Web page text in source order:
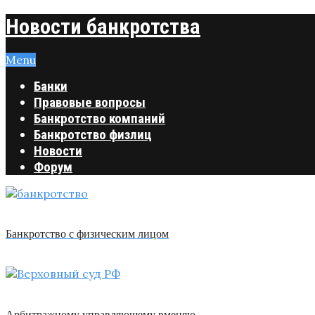
Новости банкротства
Menu
Банки
Правовые вопросы
Банкротство компаний
Банкротство физлиц
Новости
Форум
Банкротство с физическим лицом